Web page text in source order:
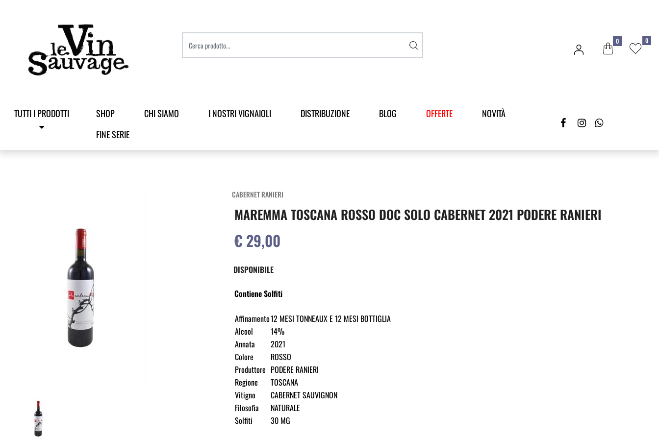
0 0
TUTTI I PRODOTTI SHOP CHI SIAMO I NOSTRI VIGNAIOLI DISTRIBUZIONE BLOG OFFERTE
NOVITÀ
FINE SERIE
CABERNET RANIERI
MAREMMA TOSCANA ROSSO DOC SOLO CABERNET 2021 PODERE RANIERI
€ 29,00
DISPONIBILE
Contiene Solfiti
Affinamento12 MESI TONNEAUX E 12 MESI BOTTIGLIA
Alcool
14%
Annata
2021
Colore
ROSSO
Produttore PODERE RANIERI
Regione
TOSCANA
Vitigno
CABERNET SAUVIGNON
Filosofia
NATURALE
Solfiti
30 MG